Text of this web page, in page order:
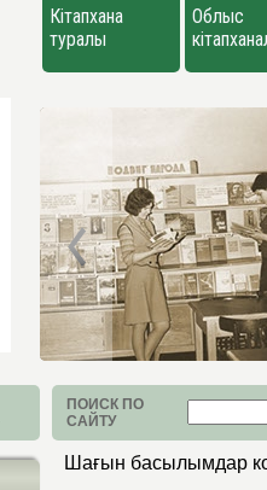
Кітапхана
туралы
Облыс
ПОИСК ПО
САЙТУ
Шағын басылымдар